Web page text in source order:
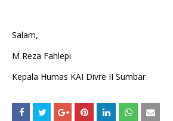
Salam,
M Reza Fahlepi
Kepala Humas KAI Divre II Sumbar